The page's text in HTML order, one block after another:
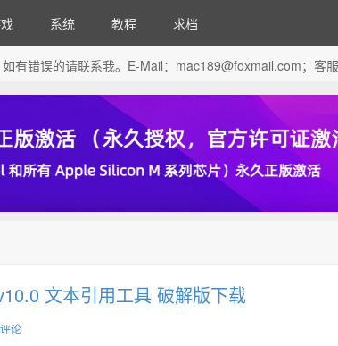
系统 教程 求档
有错误的请联系我。E-Mail： mac189@foxmail.com；客
文本引用工具 破解版下载
论